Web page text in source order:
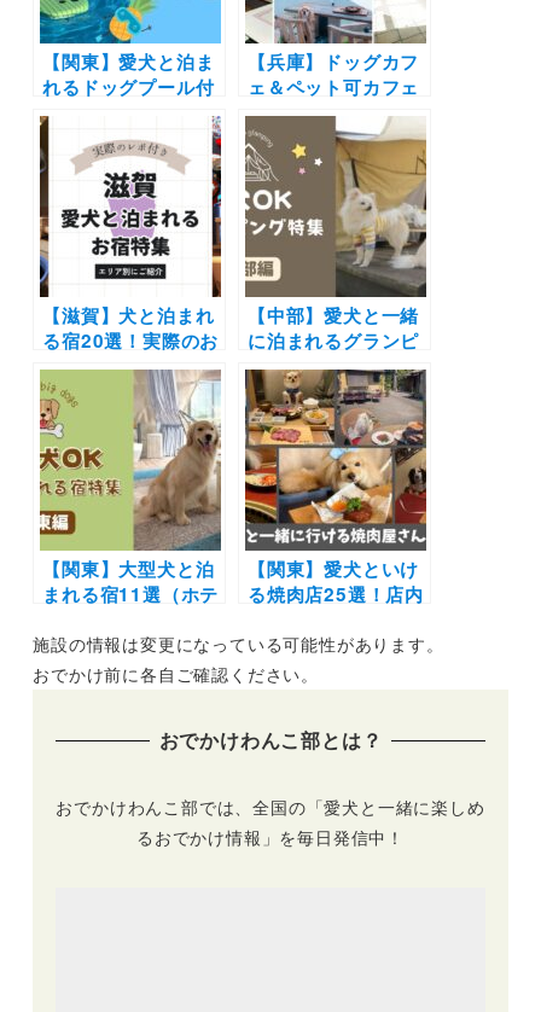
【関東】愛犬と泊ま
れるドッグプール付
きの宿10選！ドッグ
フレンドリーなリゾ
ートホテルやペンシ
ョンをご紹介（おで
かけレポートあり）
【兵庫】ドッグカフ
ェ＆ペット可カフェ
20選（実際のおでか
けレポ付き）｜神
戸・芦屋・姫路など
エリア別にまとめま
した！
【滋賀】犬と泊まれ
る宿20選！実際のお
でかけレポート口コ
ミ付き | 人気の温泉
宿からホテル・コテ
ージを紹介します
【中部】愛犬と一緒
に泊まれるグランピ
ング18選！富士山や
雲海の絶景や極上の
バーベキューで愛犬
と特別な体験を♪
【関東】大型犬と泊
まれる宿11選（ホテ
ング別）実際のおで
かけ写真レポ付き！
【関東】愛犬といけ
る焼肉店25選！店内
ゃん用メニューがあ
るお店もご紹介（実
施設の情報は変更になっている可能性があります。
おでかけ前に各自ご確認ください。
おでかけわんこ部とは？
おでかけわんこ部では、全国の「愛犬と一緒に楽しめ
るおでかけ情報」を毎日発信中！